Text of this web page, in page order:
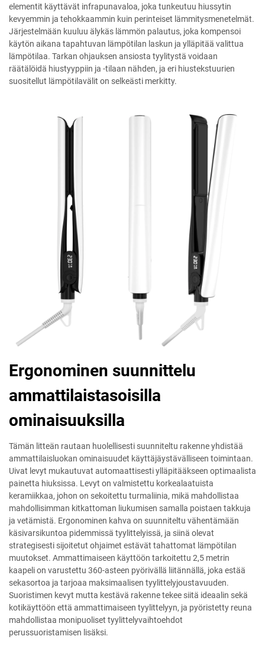
elementit käyttävät infrapunavaloa, joka tunkeutuu hiussytin
kevyemmin ja tehokkaammin kuin perinteiset lämmitysmenetelmät.
Järjestelmään kuuluu älykäs lämmön palautus, joka kompensoi
käytön aikana tapahtuvan lämpötilan laskun ja ylläpitää valittua
lämpötilaa. Tarkan ohjauksen ansiosta tyylitystä voidaan
räätälöidä hiustyyppiin ja -tilaan nähden, ja eri hiustekstuurien
suositellut lämpötilavälit on selkeästi merkitty.
Ergonominen suunnittelu
ammattilaistasoisilla
ominaisuuksilla
Tämän litteän rautaan huolellisesti suunniteltu rakenne yhdistää
ammattilaisluokan ominaisuudet käyttäjäystävälliseen toimintaan.
Uivat levyt mukautuvat automaattisesti ylläpitääkseen optimaalista
painetta hiuksissa. Levyt on valmistettu korkealaatuista
keramiikkaa, johon on sekoitettu turmaliinia, mikä mahdollistaa
mahdollisimman kitkattoman liukumisen samalla poistaen takkuja
ja vetämistä. Ergonominen kahva on suunniteltu vähentämään
käsivarsikuntoa pidemmissä tyylittelyissä, ja siinä olevat
strategisesti sijoitetut ohjaimet estävät tahattomat lämpötilan
muutokset. Ammattimaiseen käyttöön tarkoitettu 2,5 metrin
kaapeli on varustettu 360-asteen pyörivällä liitännällä, joka estää
sekasortoa ja tarjoaa maksimaalisen tyylittelyjoustavuuden.
Suoristimen kevyt mutta kestävä rakenne tekee siitä ideaalin sekä
kotikäyttöön että ammattimaiseen tyylittelyyn, ja pyöristetty reuna
mahdollistaa monipuoliset tyylittelyvaihtoehdot
perussuoristamisen lisäksi.